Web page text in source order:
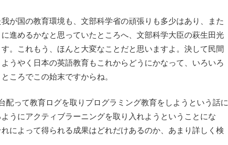
が国の教育環境も、文部科学省の頑張りも多少はあり、また
進めるかなと思っていたところへ、文部科学大臣の萩生田光
。これもう、ほんと大変なことだと思いますよ。決して民間
うやく日本の英語教育もこれからどうにかなって、いろいろ
ころでこの始末ですからね。
って教育ログを取りプログラミング教育をしようという話に
うにアクティブラーニングを取り入れようということにな
によって得られる成果はどれだけあるのか、あまり詳しく検